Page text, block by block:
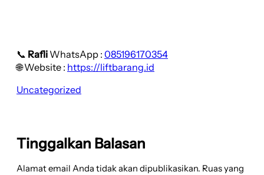
📞 Rafli WhatsApp : 085196170354
🌐 Website : https://liftbarang.id
Uncategorized
Tinggalkan Balasan
Alamat email Anda tidak akan dipublikasikan. Ruas yang